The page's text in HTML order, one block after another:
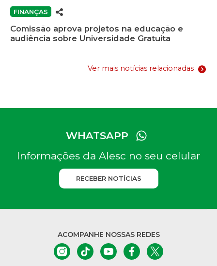
FINANÇAS
Comissão aprova projetos na educação e
audiência sobre Universidade Gratuita
Ver mais notícias relacionadas
WHATSAPP
Informações da Alesc no seu celular
RECEBER NOTÍCIAS
ACOMPANHE NOSSAS REDES